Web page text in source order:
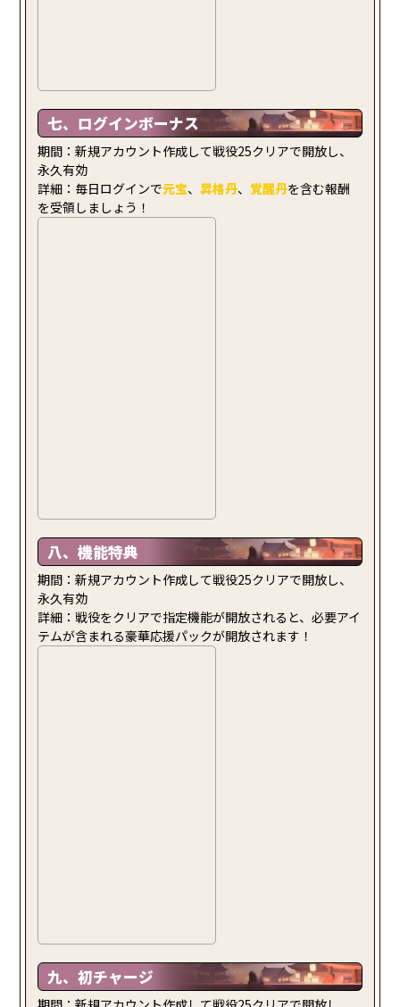
七、ログインボーナス
期間：新規アカウント作成して戦役25クリアで開放し、
永久有効
詳細：毎日ログインで元宝、昇格丹、覚醒丹を含む報酬
を受領しましょう！
八、機能特典
期間：新規アカウント作成して戦役25クリアで開放し、
永久有効
詳細：戦役をクリアで指定機能が開放されると、必要アイ
テムが含まれる豪華応援パックが開放されます！
九、初チャージ